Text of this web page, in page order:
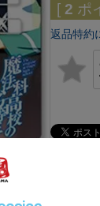
[ 2 ポ
返品特約